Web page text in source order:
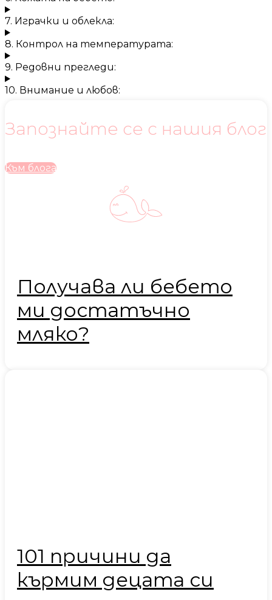
7. Играчки и облекла:
8. Контрол на температурата:
9. Редовни прегледи:
10. Внимание и любов:
Запознайте се с нашия блог
Към блога
Получава ли бебето
ми достатъчно
мляко?
101 причини да
кърмим децата си